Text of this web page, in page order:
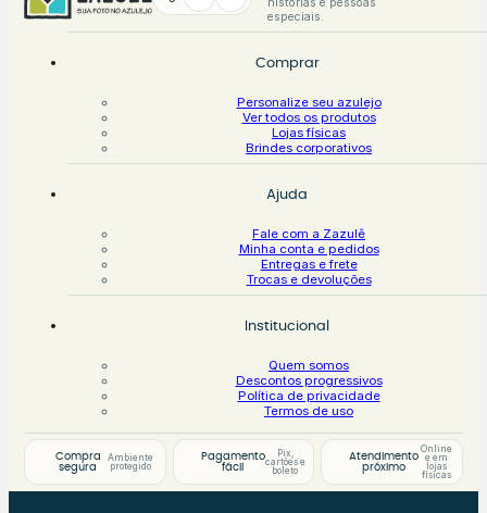
histórias e pessoas
especiais.
Comprar
Personalize seu azulejo
Ver todos os produtos
Lojas físicas
Brindes corporativos
Ajuda
Fale com a Zazulê
Minha conta e pedidos
Entregas e frete
Trocas e devoluções
Institucional
Quem somos
Descontos progressivos
Política de privacidade
Termos de uso
Compra
segura
Ambiente
protegido
Pagamento
fácil
Pix,
cartões e
boleto
Atendimento
próximo
Online
e em
lojas
físicas